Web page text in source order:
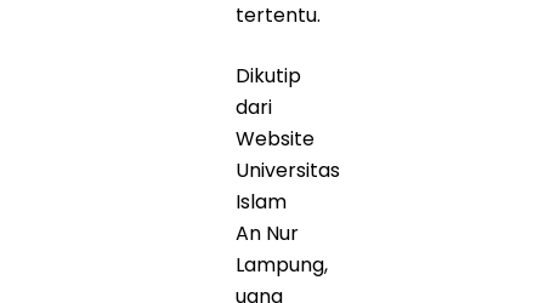
tertentu.
Dikutip
dari
Website
Universitas
Islam
An Nur
Lampung,
uang